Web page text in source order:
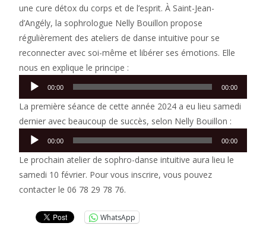
une cure détox du corps et de l’esprit. À Saint-Jean-
d’Angély, la sophrologue Nelly Bouillon propose
régulièrement des ateliers de danse intuitive pour se
reconnecter avec soi-même et libérer ses émotions. Elle
nous en explique le principe :
Lecteur
audio
00:00 00:00
La première séance de cette année 2024 a eu lieu samedi
dernier avec beaucoup de succès, selon Nelly Bouillon :
Lecteur
audio
00:00 00:00
Le prochain atelier de sophro-danse intuitive aura lieu le
samedi 10 février. Pour vous inscrire, vous pouvez
contacter le 06 78 29 78 76.
WhatsApp